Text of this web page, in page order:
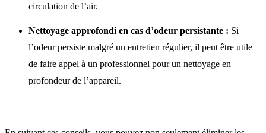
circulation de l’air.
Nettoyage approfondi en cas d’odeur persistante : Si
l’odeur persiste malgré un entretien régulier, il peut être utile
de faire appel à un professionnel pour un nettoyage en
profondeur de l’appareil.